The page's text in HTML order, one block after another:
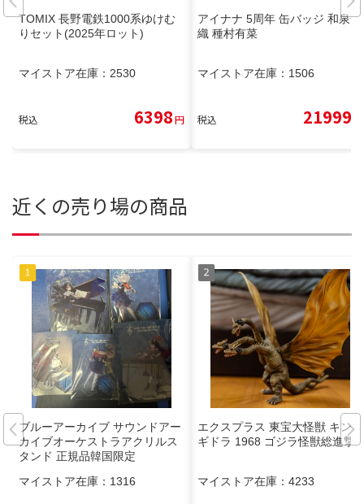
TOMIX 長野電鉄1000系ゆけむ
りセット(2025年ロット)
マイストア在庫： 2530
税込 6398円
アイナナ 5周年 缶バッジ 和泉一
織 種村有菜
マイストア在庫： 1506
税込 21999
近くの売り場の商品
ブルーアーカイブ サウンドアー
カイブオーケストラアクリルス
タンド 正規品韓国限定
マイストア在庫： 1316
エクスプラス 東宝大怪獣 キング
ギドラ 1968 ゴジラ怪獣総進撃
マイストア在庫： 4233